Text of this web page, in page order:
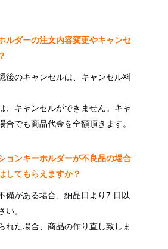
ルダーの注文内容変更やキャンセ
後のキャンセルは、キャンセル料
、キャンセルができません。キャ
合でも商品代金を全額頂きます。
ョンキーホルダーが不良品の場合
してもらえますか？
備がある場合、納品日より7 日以
い。
れた場合、商品の作り直し致しま